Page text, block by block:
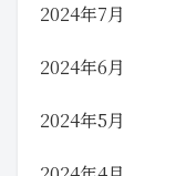
2024年7月
2024年6月
2024年5月